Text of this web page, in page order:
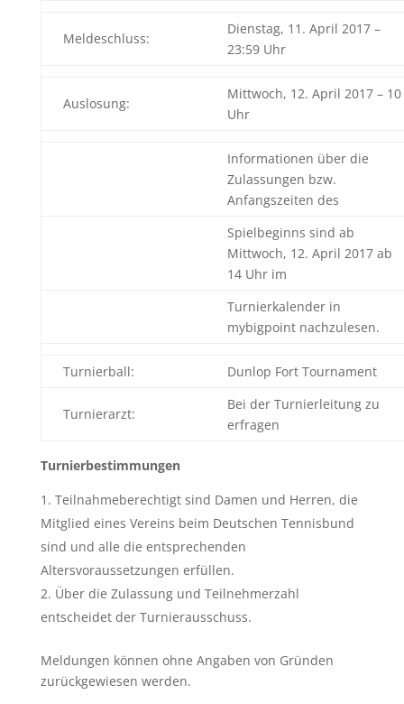
Meldeschluss:
Dienstag, 11. April 2017 –
23:59 Uhr
Auslosung:
Mittwoch, 12. April 2017 – 10
Uhr
Informationen über die
Zulassungen bzw.
Anfangszeiten des
Spielbeginns sind ab
Mittwoch, 12. April 2017 ab
14 Uhr im
Turnierkalender in
mybigpoint nachzulesen.
Turnierball: Dunlop Fort Tournament
Turnierarzt:
Bei der Turnierleitung zu
erfragen
Turnierbestimmungen
Teilnahmeberechtigt sind Damen und Herren, die
Mitglied eines Vereins beim Deutschen Tennisbund
sind und alle die entsprechenden
Altersvoraussetzungen erfüllen.
Über die Zulassung und Teilnehmerzahl
entscheidet der Turnierausschuss.
Meldungen können ohne Angaben von Gründen
zurückgewiesen werden.